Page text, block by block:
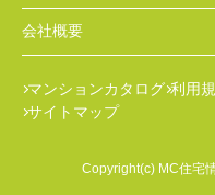
会社概要
マンションカタログ 利用
サイトマップ
Copyright(c) MC住宅